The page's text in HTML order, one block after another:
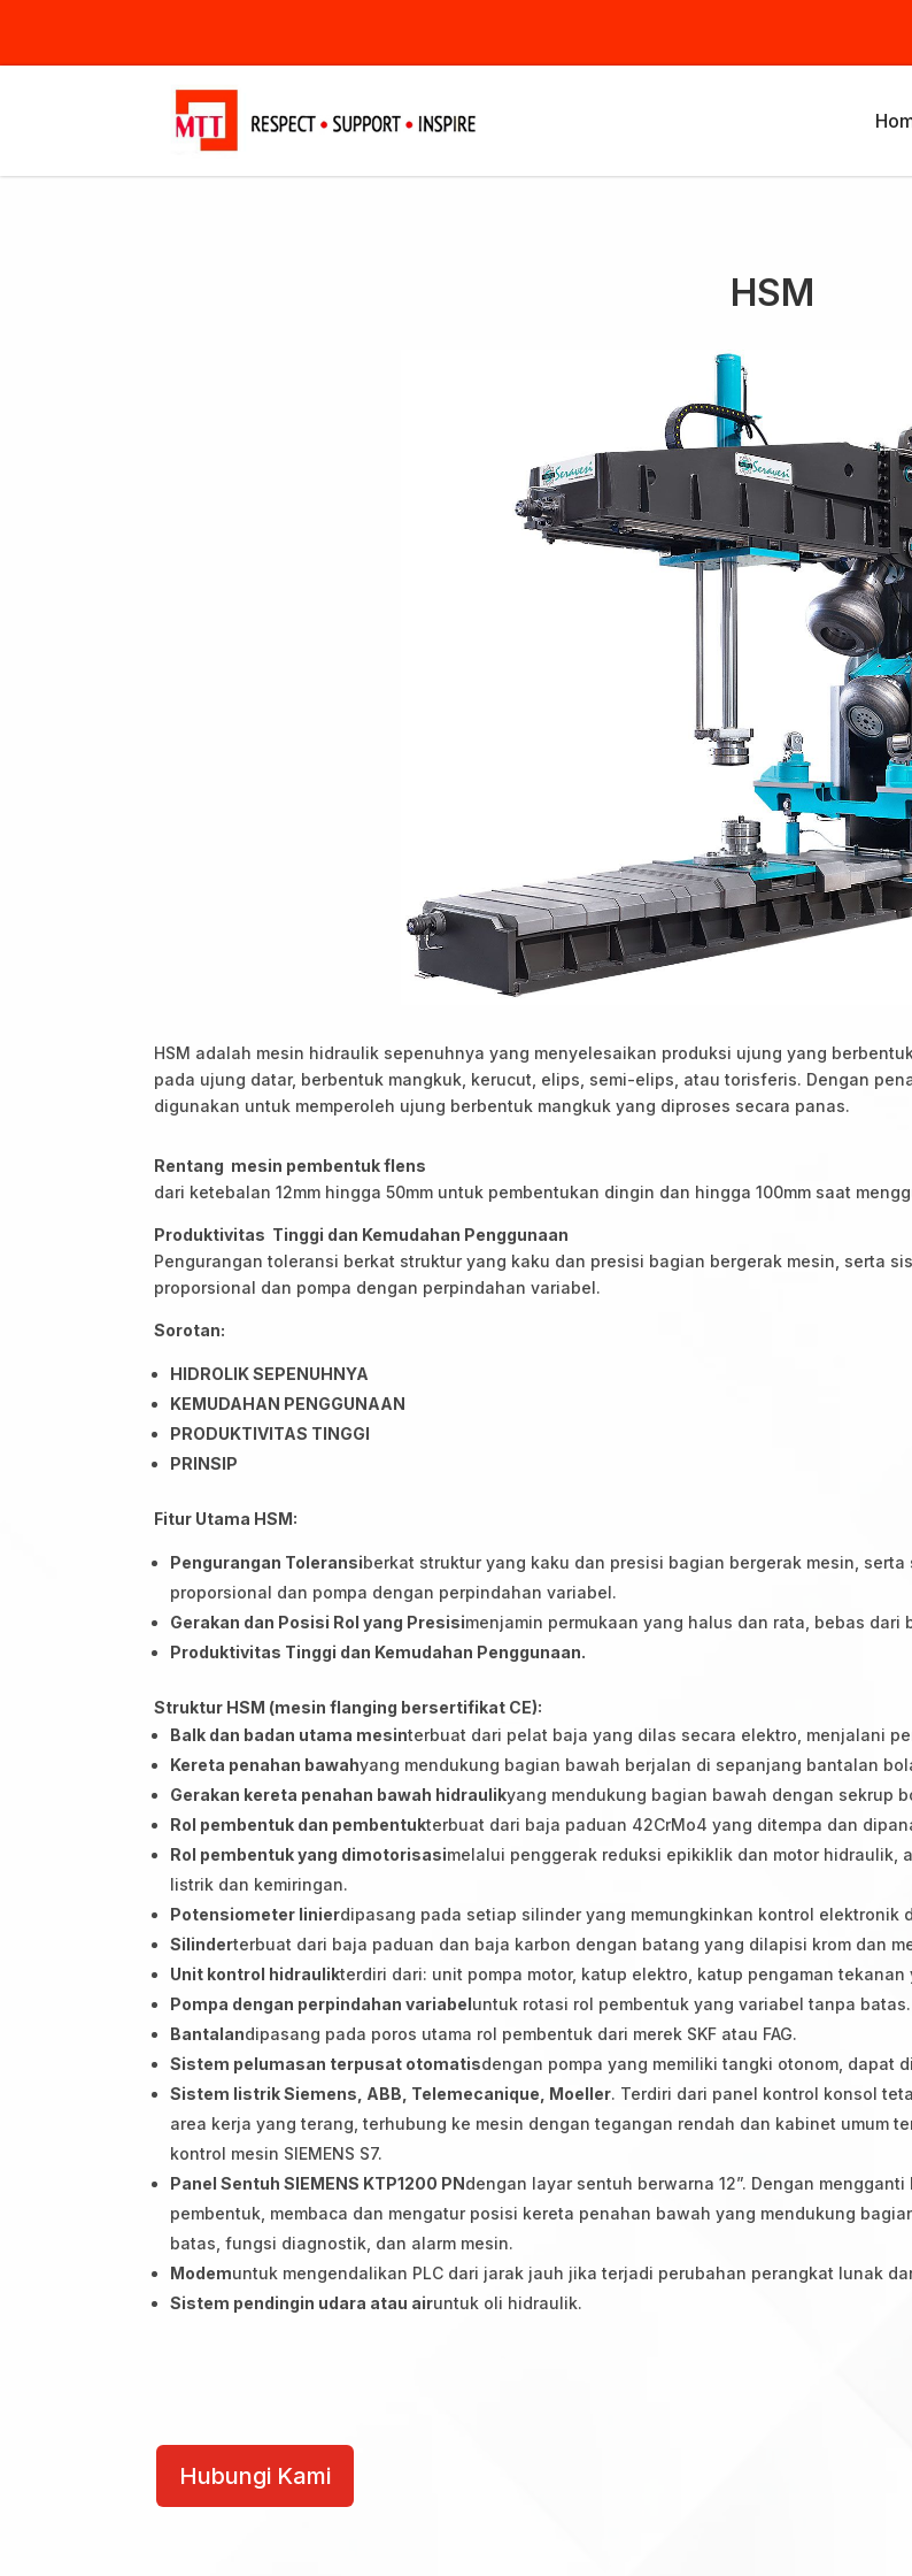
HSM
HSM adalah mesin hidraulik sepenuhnya yang menyelesaikan produksi ujung yang
pada ujung datar, berbentuk mangkuk, kerucut, elips, semi-elips, atau torisferis. Dengan
digunakan untuk memperoleh ujung berbentuk mangkuk yang diproses secara panas.
Rentang mesin pembentuk flens
dari ketebalan 12mm hingga 50mm untuk pembentukan dingin dan hingga 100mm saat
Produktivitas Tinggi dan Kemudahan Penggunaan
Pengurangan toleransi berkat struktur yang kaku dan presisi bagian bergerak mesin, serta
proporsional dan pompa dengan perpindahan variabel.
Sorotan:
HIDROLIK SEPENUHNYA
KEMUDAHAN PENGGUNAAN
PRODUKTIVITAS TINGGI
PRINSIP
Fitur Utama HSM:
Pengurangan Toleransiberkat struktur yang kaku dan presisi bagian bergerak mesin,
proporsional dan pompa dengan perpindahan variabel.
Gerakan dan Posisi Rol yang Presisimenjamin permukaan yang halus dan rata, bebas dari
Produktivitas Tinggi dan Kemudahan Penggunaan.
Struktur HSM (mesin flanging bersertifikat CE):
Balk dan badan utama mesinterbuat dari pelat baja yang dilas secara elektro, menjalani
Kereta penahan bawahyang mendukung bagian bawah berjalan di sepanjang bantalan
Gerakan kereta penahan bawah hidraulikyang mendukung bagian bawah dengan sekrup
Rol pembentuk dan pembentukterbuat dari baja paduan 42CrMo4 yang ditempa dan
Rol pembentuk yang dimotorisasimelalui penggerak reduksi epikiklik dan motor hidraulik,
listrik dan kemiringan.
Potensiometer linierdipasang pada setiap silinder yang memungkinkan kontrol elektronik
Silinderterbuat dari baja paduan dan baja karbon dengan batang yang dilapisi krom dan
Unit kontrol hidraulikterdiri dari: unit pompa motor, katup elektro, katup pengaman
Pompa dengan perpindahan variabeluntuk rotasi rol pembentuk yang variabel tanpa batas.
Bantalandipasang pada poros utama rol pembentuk dari merek SKF atau FAG.
Sistem pelumasan terpusat otomatisdengan pompa yang memiliki tangki otonom, dapat
Sistem listrik Siemens, ABB, Telemecanique, Moeller. Terdiri dari panel kontrol konsol
area kerja yang terang, terhubung ke mesin dengan tegangan rendah dan kabinet umum
kontrol mesin SIEMENS S7.
Panel Sentuh SIEMENS KTP1200 PNdengan layar sentuh berwarna 12”. Dengan
pembentuk, membaca dan mengatur posisi kereta penahan bawah yang mendukung
batas, fungsi diagnostik, dan alarm mesin.
Modemuntuk mengendalikan PLC dari jarak jauh jika terjadi perubahan perangkat lunak
Sistem pendingin udara atau airuntuk oli hidraulik.
HSM
quantity
Hubungi Kami